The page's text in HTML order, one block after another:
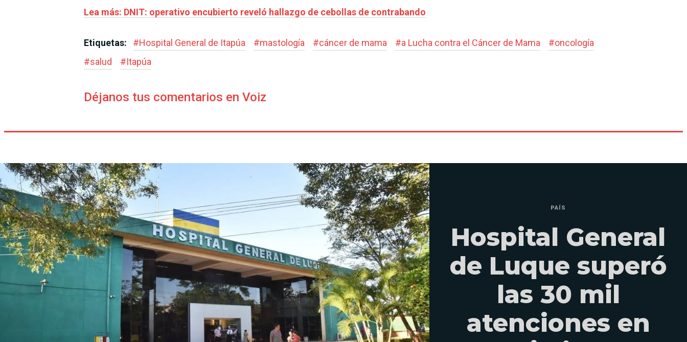
Lea más: DNIT: operativo encubierto reveló hallazgo de cebollas de contrabando
Etiquetas: #Hospital General de Itapúa #mastología #cáncer de mama #a Lucha contra el Cáncer de Mama #oncología
#salud #Itapúa
Déjanos tus comentarios en Voiz
PAÍS
Hospital General
de Luque superó
las 30 mil
atenciones en